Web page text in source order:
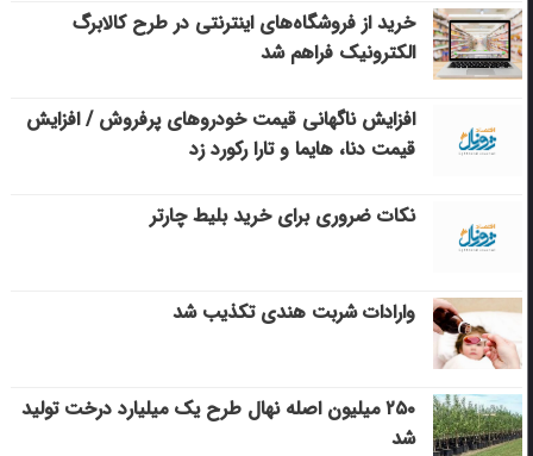
خرید از فروشگاه‌های اینترنتی در طرح کالابرگ
الکترونیک فراهم شد
افزایش ناگهانی قیمت خودروهای پرفروش / افزایش
قیمت دنا، هایما و تارا رکورد زد
نکات ضروری برای خرید بلیط چارتر
وارادات شربت هندی تکذیب شد
۲۵۰ میلیون اصله نهال طرح یک میلیارد درخت تولید
شد